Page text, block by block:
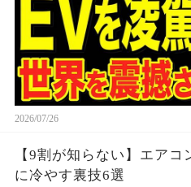
2026/07/26
【9割が知らない】エア
に冷やす裏技6選